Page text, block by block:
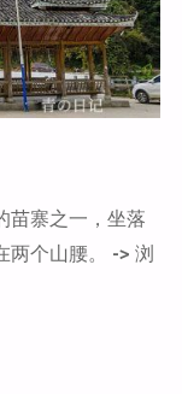
苗寨之一，坐落
两个山腰。 -> 浏